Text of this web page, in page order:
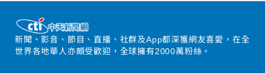
新聞、影音、節目、直播、社群及App都深獲網友喜愛，在全
世界各地華人亦頗受歡迎，全球擁有2000萬粉絲。